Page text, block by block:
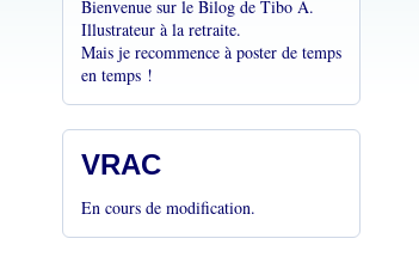
Bienvenue sur le Bilog de Tibo A.
Illustrateur à la retraite.
Mais je recommence à poster de temps
en temps !
VRAC
En cours de modification.